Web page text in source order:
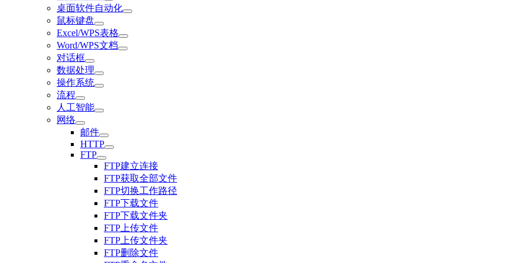
桌面软件自动化
鼠标键盘
Excel/WPS表格
Word/WPS文档
对话框
数据处理
操作系统
流程
人工智能
网络
邮件
HTTP
FTP
FTP建立连接
FTP获取全部文件
FTP切换工作路径
FTP下载文件
FTP下载文件夹
FTP上传文件
FTP上传文件夹
FTP删除文件